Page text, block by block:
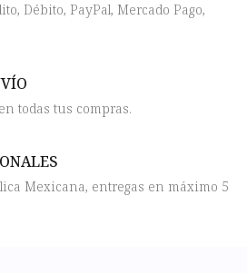
Débito, PayPal, Mercado Pago,
todas tus compras.
Mexicana, entregas en máximo 5